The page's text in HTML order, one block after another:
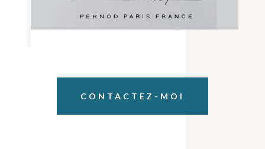
CONTACTEZ-MOI